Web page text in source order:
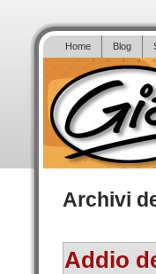
Home Blog
Archivi
Addio